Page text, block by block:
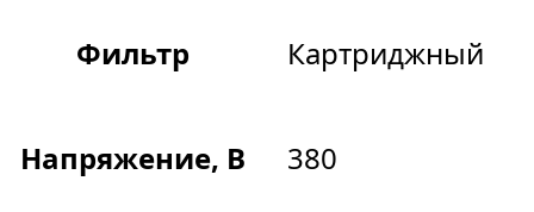
Фильтр Картриджный
Напряжение, В 380